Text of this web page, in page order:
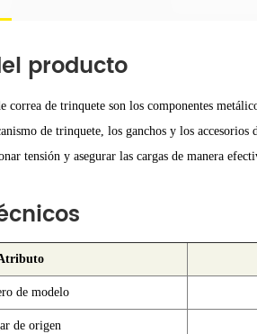
producto
correa de trinquete son los componentes
de trinquete, los ganchos y los
tensión y asegurar las cargas de manera
de modelo
de origen